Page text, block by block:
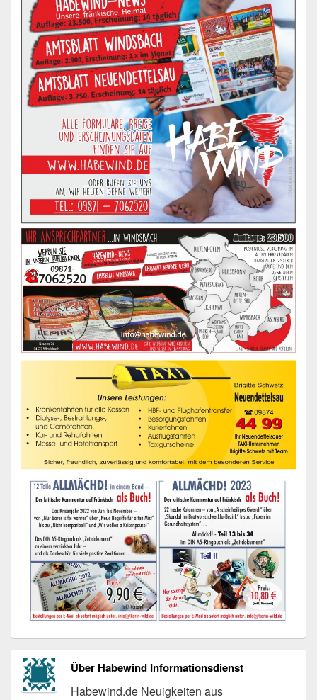
Über Habewind Informationsdienst
Habewind.de Neuigkeiten aus